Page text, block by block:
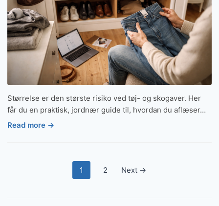
Størrelse er den største risiko ved tøj- og skogaver. Her
får du en praktisk, jordnær guide til, hvordan du aflæser…
Read more →
Indlægsinddeling
1 2 Next →